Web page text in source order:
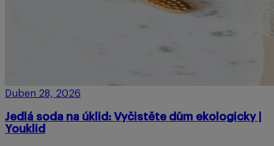
Duben 28, 2026
Jedlá soda na úklid: Vyčistěte dům ekologicky |
Youklid